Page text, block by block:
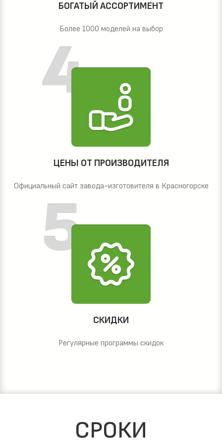
БОГАТЫЙ АССОРТИМЕНТ
Более 1000 моделей на выбор
ЦЕНЫ ОТ ПРОИЗВОДИТЕЛЯ
Официальный сайт завода-изготовителя в Красногорске
СКИДКИ
Регулярные программы скидок
СРОКИ